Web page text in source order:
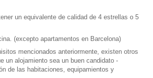
un equivalente de calidad de 4 estrellas o 5
(excepto apartamentos en Barcelona)
mencionados anteriormente, existen otros
un alojamiento sea un buen candidato -
de las habitaciones, equipamientos y